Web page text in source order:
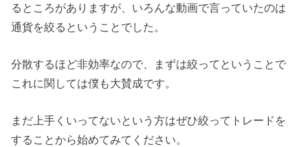
るところがありますが、いろんな動画で言っていたのは
通貨を絞るということでした。
分散するほど非効率なので、まずは絞ってということで
これに関しては僕も大賛成です。
まだ上手くいってないという方はぜひ絞ってトレードを
することから始めてみてください。